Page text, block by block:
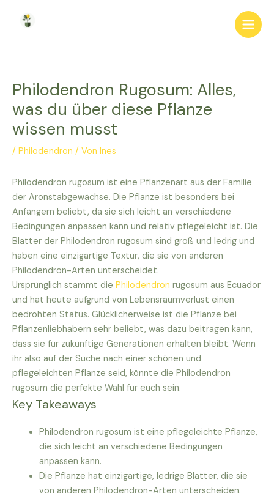
Main
Philodendron Rugosum: Alles,
was du über diese Pflanze
wissen musst
/ Philodendron / Von Ines
Philodendron rugosum ist eine Pflanzenart aus der Familie
der Aronstabgewächse. Die Pflanze ist besonders bei
Anfängern beliebt, da sie sich leicht an verschiedene
Bedingungen anpassen kann und relativ pflegeleicht ist. Die
Blätter der Philodendron rugosum sind groß und ledrig und
haben eine einzigartige Textur, die sie von anderen
Philodendron-Arten unterscheidet.
Ursprünglich stammt die Philodendron rugosum aus Ecuador
und hat heute aufgrund von Lebensraumverlust einen
bedrohten Status. Glücklicherweise ist die Pflanze bei
Pflanzenliebhabern sehr beliebt, was dazu beitragen kann,
dass sie für zukünftige Generationen erhalten bleibt. Wenn
ihr also auf der Suche nach einer schönen und
pflegeleichten Pflanze seid, könnte die Philodendron
rugosum die perfekte Wahl für euch sein.
Key Takeaways
Philodendron rugosum ist eine pflegeleichte Pflanze,
die sich leicht an verschiedene Bedingungen
anpassen kann.
Die Pflanze hat einzigartige, ledrige Blätter, die sie
von anderen Philodendron-Arten unterscheiden.